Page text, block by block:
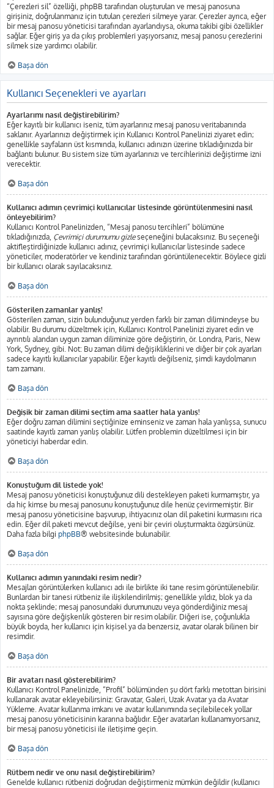
“Çerezleri sil” özelliği, phpBB tarafından oluşturulan ve mesaj panosuna
girişiniz, doğrulanmanız için tutulan çerezleri silmeye yarar. Çerezler ayrıca, eğer
bir mesaj panosu yöneticisi tarafından ayarlandıysa, okuma takibi gibi özellikler
sağlar. Eğer giriş ya da çıkış problemleri yaşıyorsanız, mesaj panosu çerezlerini
silmek size yardımcı olabilir.
Başa dön
Kullanıcı Seçenekleri ve ayarları
Ayarlarımı nasıl değiştirebilirim?
Eğer kayıtlı bir kullanıcı iseniz, tüm ayarlarınız mesaj panosu veritabanında
saklanır. Ayarlarınızı değiştirmek için Kullanıcı Kontrol Panelinizi ziyaret edin;
genellikle sayfaların üst kısmında, kullanıcı adınızın üzerine tıkladığınızda bir
bağlantı bulunur. Bu sistem size tüm ayarlarınızı ve tercihlerinizi değiştirme izni
verecektir.
Başa dön
Kullanıcı adımın çevrimiçi kullanıcılar listesinde görüntülenmesini nasıl
önleyebilirim?
Kullanıcı Kontrol Panelinizden, “Mesaj panosu tercihleri” bölümüne
tıkladığınızda, Çevrimiçi durumumu gizleseçeneğini bulacaksınız. Bu seçeneği
aktifleştirdiğinizde kullanıcı adınız, çevrimiçi kullanıcılar listesinde sadece
yöneticiler, moderatörler ve kendiniz tarafından görüntülenecektir. Böylece gizli
bir kullanıcı olarak sayılacaksınız.
Başa dön
Gösterilen zamanlar yanlış!
Gösterilen zaman, sizin bulunduğunuz yerden farklı bir zaman dilimindeyse bu
olabilir. Bu durumu düzeltmek için, Kullanıcı Kontrol Panelinizi ziyaret edin ve
ayrıntılı alandan uygun zaman diliminize göre değiştirin, ör. Londra, Paris, New
York, Sydney, gibi. Not: Bu zaman dilimi değişikliklerini ve diğer bir çok ayarları
sadece kayıtlı kullanıcılar yapabilir. Eğer kayıtlı değilseniz, şimdi kaydolmanın
tam zamanı.
Başa dön
Değişik bir zaman dilimi seçtim ama saatler hala yanlış!
Eğer doğru zaman dilimini seçtiğinize eminseniz ve zaman hala yanlışsa, sunucu
saatinde kayıtlı zaman yanlış olabilir. Lütfen problemin düzeltilmesi için bir
yöneticiyi haberdar edin.
Başa dön
Konuştuğum dil listede yok!
Mesaj panosu yöneticisi konuştuğunuz dili destekleyen paketi kurmamıştır, ya
da hiç kimse bu mesaj panosunu konuştuğunuz dile henüz çevirmemiştir. Bir
mesaj panosu yöneticisine başvurup, ihtiyacınız olan dil paketini kurmasını rica
edin. Eğer dil paketi mevcut değilse, yeni bir çeviri oluşturmakta özgürsünüz.
Daha fazla bilgi phpBB® websitesinde bulunabilir.
Başa dön
Kullanıcı adımın yanındaki resim nedir?
Mesajları görüntülerken kullanıcı adı ile birlikte iki tane resim görüntülenebilir.
Bunlardan bir tanesi rütbeniz ile ilişkilendirilmiş; genellikle yıldız, blok ya da
nokta şeklinde; mesaj panosundaki durumunuzu veya gönderdiğiniz mesaj
sayısına göre değişkenlik gösteren bir resim olabilir. Diğeri ise, çoğunlukla
büyük boyda, her kullanıcı için kişisel ya da benzersiz, avatar olarak bilinen bir
resimdir.
Başa dön
Bir avatarı nasıl gösterebilirim?
Kullanıcı Kontrol Panelinizde, “Profil” bölümünden şu dört farklı metottan birisini
kullanarak avatar ekleyebilirsiniz: Gravatar, Galeri, Uzak Avatar ya da Avatar
Yükleme. Avatar kullanma imkanı ve avatar kullanımında seçilebilecek yollar
mesaj panosu yöneticisinin kararına bağlıdır. Eğer avatarları kullanamıyorsanız,
bir mesaj panosu yöneticisi ile iletişime geçin.
Başa dön
Rütbem nedir ve onu nasıl değiştirebilirim?
Genelde kullanıcı rütbenizi doğrudan değiştirmeniz mümkün değildir (kullanıcı